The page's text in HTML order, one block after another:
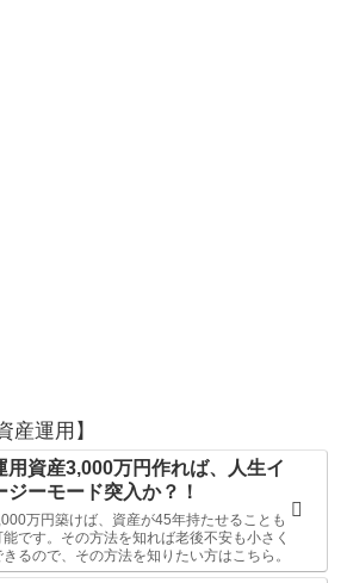
産運用】
用資産3,000万円作れば、人生イ
ジーモード突入か？！
万円築けば、資産が45年持たせることも
能です。その方法を知れば老後不安も小さく
きるので、その方法を知りたい方はこちら。